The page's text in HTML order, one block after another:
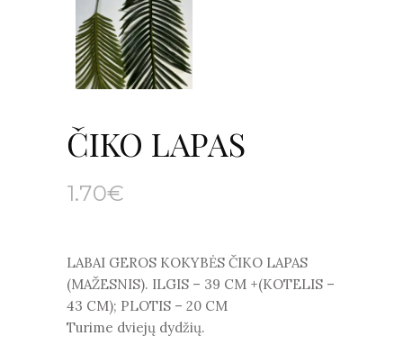
ČIKO LAPAS
1.70€
LABAI GEROS KOKYBĖS ČIKO LAPAS
(MAŽESNIS). ILGIS – 39 CM +(KOTELIS –
43 CM); PLOTIS – 20 CM
Turime dviejų dydžių.